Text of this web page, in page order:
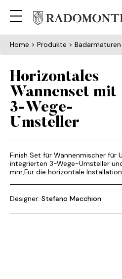
Home > Produkte > Badarmaturen
Horizontales
Wannenset mit
3-Wege-
Umsteller
Finish Set für Wannenmischer für
integrierten 3-Wege-Umsteller
mm,Für die horizontale Installation
Designer: Stefano Macchion